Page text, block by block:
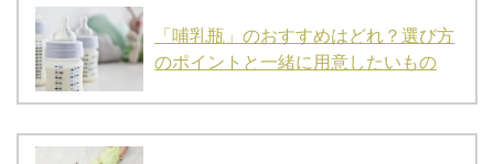
「哺乳瓶」のおすすめはどれ？選び方
のポイントと一緒に用意したいもの